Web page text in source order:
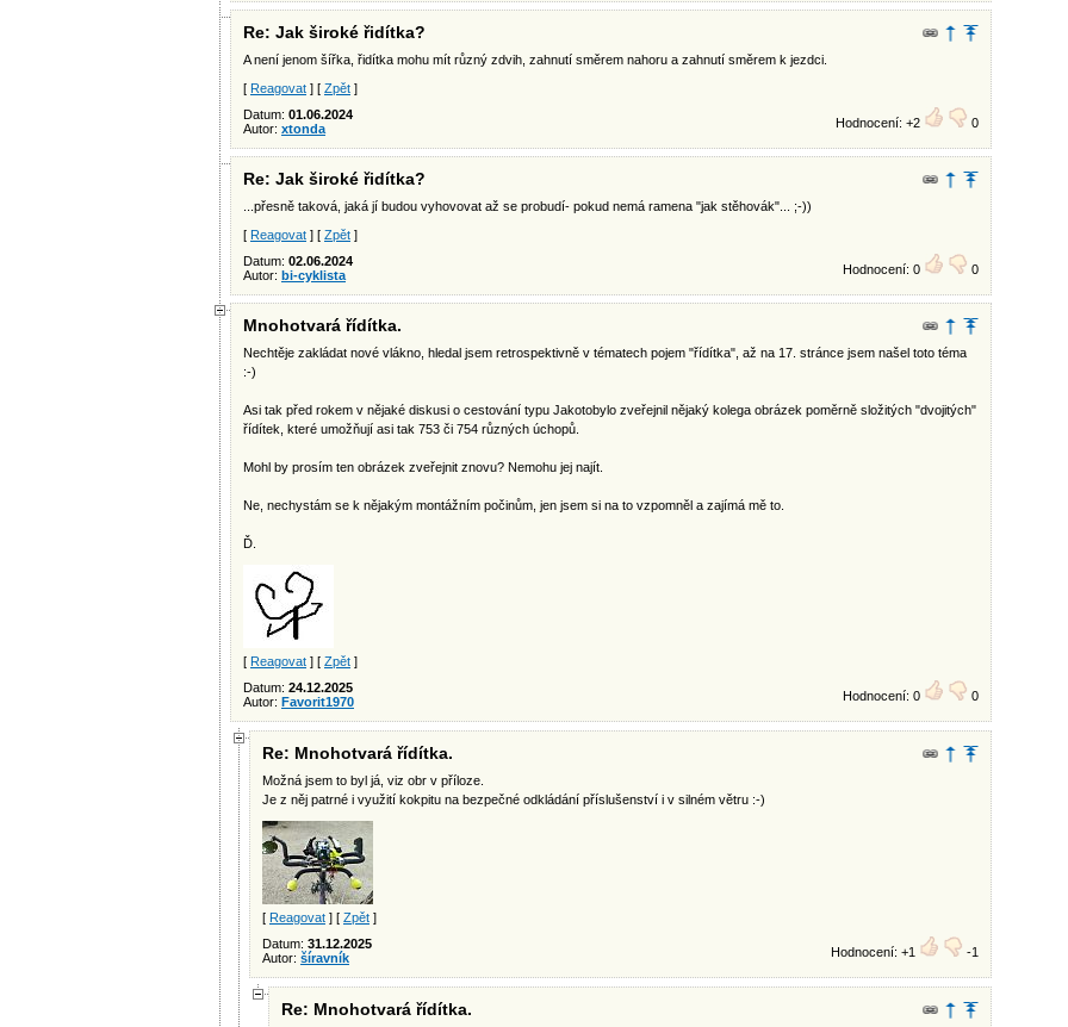
Re: Jak široké řidítka?
A není jenom šířka, řidítka mohu mít různý zdvih, zahnutí směrem nahoru a zahnutí směrem k jezdci.
[ Reagovat ] [ Zpět ]
Datum: 01.06.2024
Autor: xtonda Hodnocení: +2 0
Re: Jak široké řidítka?
...přesně taková, jaká jí budou vyhovovat až se probudí- pokud nemá ramena "jak stěhovák"... ;-))
[ Reagovat ] [ Zpět ]
Datum: 02.06.2024
Autor: bi-cyklista Hodnocení: 0 0
Mnohotvará řídítka.
Nechtěje zakládat nové vlákno, hledal jsem retrospektivně v tématech pojem "řídítka", až na 17. stránce jsem našel toto téma
:-)
Asi tak před rokem v nějaké diskusi o cestování typu Jakotobylo zveřejnil nějaký kolega obrázek poměrně složitých "dvojitých"
řídítek, které umožňují asi tak 753 či 754 různých úchopů.
Mohl by prosím ten obrázek zveřejnit znovu? Nemohu jej najít.
Ne, nechystám se k nějakým montážním počinům, jen jsem si na to vzpomněl a zajímá mě to.
Ď.
[ Reagovat ] [ Zpět ]
Datum: 24.12.2025
Autor: Favorit1970 Hodnocení: 0 0
Re: Mnohotvará řídítka.
Možná jsem to byl já, viz obr v příloze.
Je z něj patrné i využití kokpitu na bezpečné odkládání příslušenství i v silném větru :-)
[ Reagovat ] [ Zpět ]
Datum: 31.12.2025
Autor: šíravník Hodnocení: +1 -1
Re: Mnohotvará řídítka.